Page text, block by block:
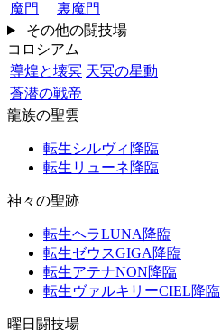
魔門
裏魔門
その他の闘技場
コロシアム
導煌と壊冥 天冥の星動
蒼潜の戦帝
龍族の聖雲
転生シルヴィ降臨
転生リューネ降臨
神々の聖跡
転生ヘラLUNA降臨
転生ゼウスGIGA降臨
転生アテナNON降臨
転生ヴァルキリーCIEL降臨
曜日闘技場